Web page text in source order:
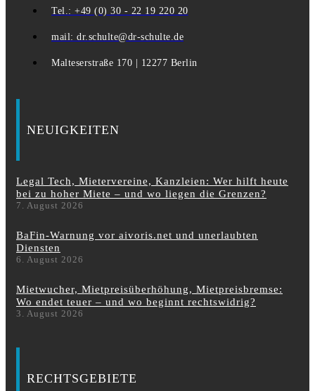
Tel.: +49 (0) 30 - 22 19 220 20
mail: dr.schulte@dr-schulte.de
Malteserstraße 170 | 12277 Berlin
NEUIGKEITEN
Legal Tech, Mietervereine, Kanzleien: Wer hilft heute
bei zu hoher Miete – und wo liegen die Grenzen?
7. August 2026
BaFin-Warnung vor aivoris.net und unerlaubten
Diensten
6. August 2026
Mietwucher, Mietpreisüberhöhung, Mietpreisbremse:
Wo endet teuer – und wo beginnt rechtswidrig?
3. August 2026
RECHTSGEBIETE